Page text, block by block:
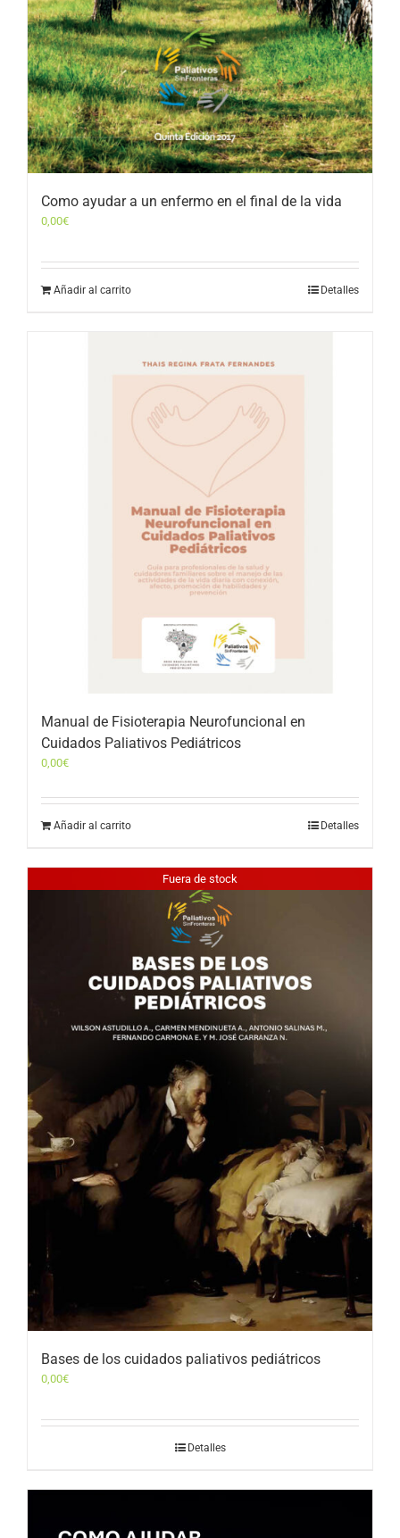
Como ayudar a un enfermo en el final de la vida
0,00€
Añadir al carrito Detalles
Manual de Fisioterapia Neurofuncional en
Cuidados Paliativos Pediátricos
0,00€
Añadir al carrito Detalles
Fuera de stock
Bases de los cuidados paliativos pediátricos
0,00€
Detalles